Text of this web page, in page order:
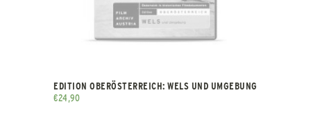
EDITION OBERÖSTERREICH: WELS UND UMGEBUNG
€24,90